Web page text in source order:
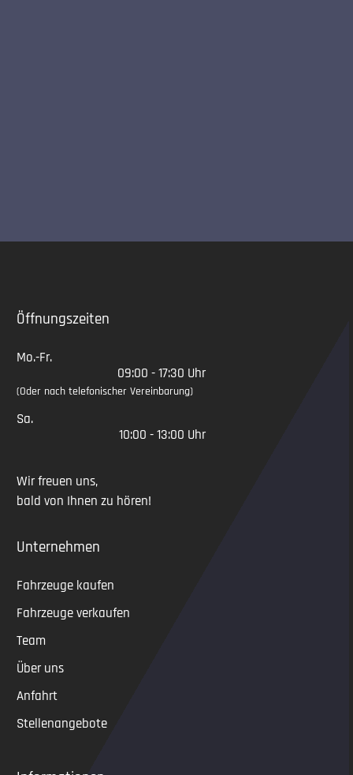
Öffnungszeiten
Mo.-Fr.
09:00 - 17:30 Uhr
(Oder nach telefonischer Vereinbarung)
Sa.
10:00 - 13:00 Uhr
Wir freuen uns,
bald von Ihnen zu hören!
Unternehmen
Fahrzeuge kaufen
Fahrzeuge verkaufen
Team
Über uns
Anfahrt
Stellenangebote